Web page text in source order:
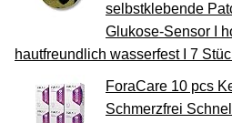
selbstklebende
Glukose-Sensor I
hautfreundlich wasserfest I 7
ForaCare 10 pcs
Schmerzfrei